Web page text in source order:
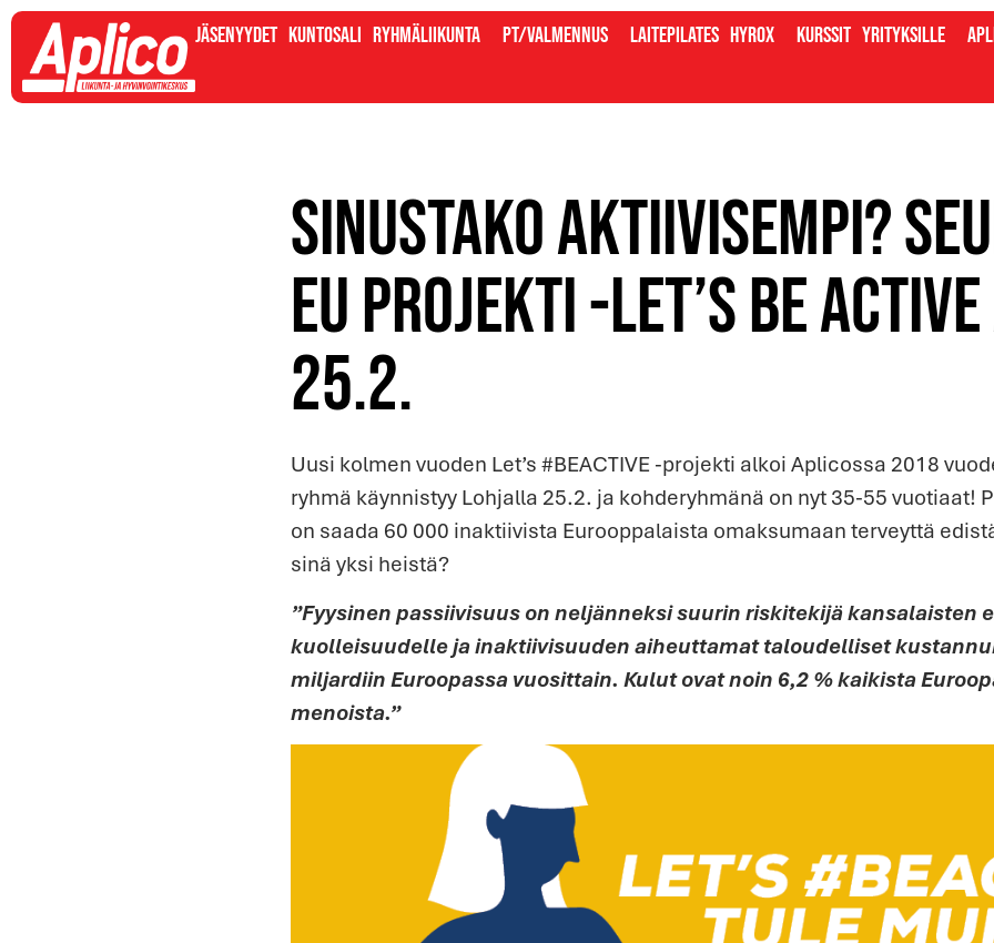
Jäsenyydet Kuntosali Ryhmäliikunta PT/valmennus Laitepilates Hyrox Kurssit Yrityksille
Sinustako aktiivisempi?
EU projekti -Let’s be
25.2.
Uusi kolmen vuoden Let’s #BEACTIVE -projekti alkoi Aplicossa 2018
ryhmä käynnistyy Lohjalla 25.2. ja kohderyhmänä on nyt 35-55 vuotiaat!
on saada 60 000 inaktiivista Eurooppalaista omaksumaan terveyttä
sinä yksi heistä?
”Fyysinen passiivisuus on neljänneksi suurin riskitekijä kansalaisten
kuolleisuudelle ja inaktiivisuuden aiheuttamat taloudelliset
miljardiin Euroopassa vuosittain. Kulut ovat noin 6,2 % kaikista
menoista.”